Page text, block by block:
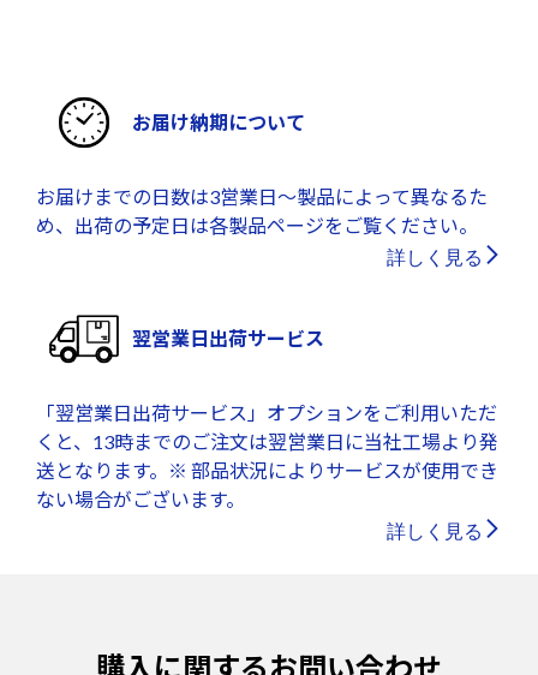
お届け納期について
お届けまでの日数は3営業日～製品によって異なるた
め、出荷の予定日は各製品ページをご覧ください。
詳しく見る
翌営業日出荷サービス
「翌営業日出荷サービス」オプションをご利用いただ
くと、13時までのご注文は翌営業日に当社工場より発
送となります。※ 部品状況によりサービスが使用でき
ない場合がございます。
詳しく見る
購入に関するお問い合わせ